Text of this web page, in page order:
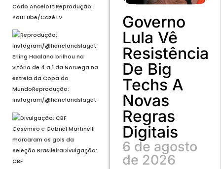
Carlo AncelottiReprodução:
YouTube/CazéTV
Erling Haaland brilhou na
vitória de 4 a 1 da Noruega na
estreia da Copa do
MundoReprodução:
Instagram/@herrelandslaget
Casemiro e Gabriel Martinelli
marcaram os gols da
Seleção BrasileiraDivulgação:
CBF
Governo
Lula Vê
Resistência
De Big
Techs A
Novas
Regras
Digitais
6 de agosto
de 2026